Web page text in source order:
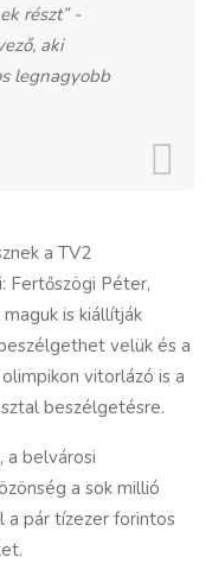
részt” -
aki
legnagyobb
a TV2
Fertőszögi Péter,
is kiállítják
velük és a
vitorlázó is a
beszélgetésre.
a belvárosi
a sok millió
a pár tízezer forintos